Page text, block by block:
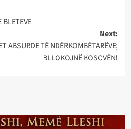
BLETEVE
Next:
ABSURDE TË NDËRKOMBËTARËVE;
BLLOKOJNË KOSOVËN!